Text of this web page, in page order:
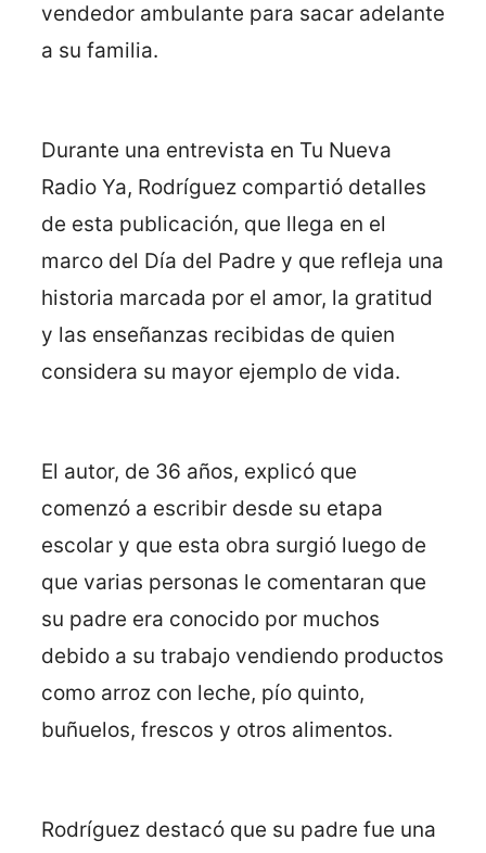
vendedor ambulante para sacar adelante
a su familia.
Durante una entrevista en Tu Nueva
Radio Ya, Rodríguez compartió detalles
de esta publicación, que llega en el
marco del Día del Padre y que refleja una
historia marcada por el amor, la gratitud
y las enseñanzas recibidas de quien
considera su mayor ejemplo de vida.
El autor, de 36 años, explicó que
comenzó a escribir desde su etapa
escolar y que esta obra surgió luego de
que varias personas le comentaran que
su padre era conocido por muchos
debido a su trabajo vendiendo productos
como arroz con leche, pío quinto,
buñuelos, frescos y otros alimentos.
Rodríguez destacó que su padre fue una